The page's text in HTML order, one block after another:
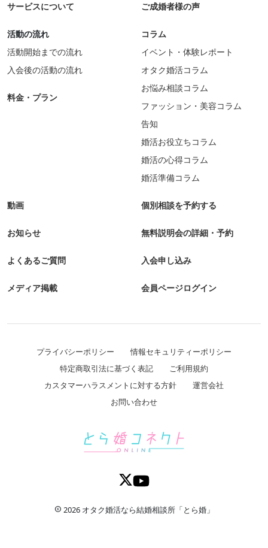
サービスについて
活動の流れ
活動開始までの流れ
入会後の活動の流れ
料金・プラン
ご成婚者様の声
コラム
イベント・体験レポート
オタク婚活コラム
お悩み相談コラム
ファッション・美容コラム
告知
婚活お役立ちコラム
婚活の心得コラム
婚活準備コラム
動画
お知らせ
よくあるご質問
メディア掲載
個別相談を予約する
無料説明会の詳細・予約
入会申し込み
会員ページログイン
プライバシーポリシー
情報セキュリティーポリシー
特定商取引法に基づく表記
ご利用規約
カスタマーハラスメントに対する方針
運営会社
お問い合わせ
copyright 2026 オタク婚活なら結婚相談所「とら婚」